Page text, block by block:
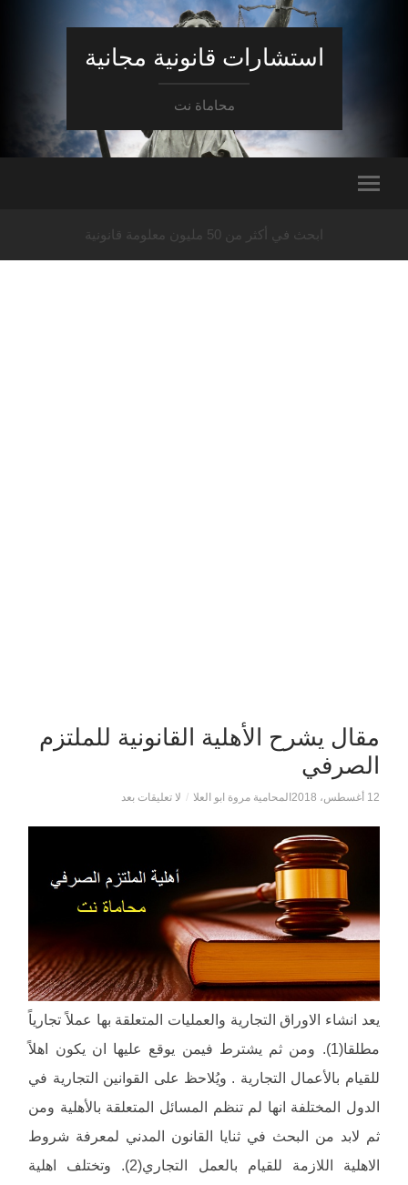
استشارات قانونية مجانية
محاماة نت
ابحث في أكثر من 50 مليون معلومة قانونية
مقال يشرح الأهلية القانونية للملتزم
الصرفي
12 أغسطس، 2018 المحامية مروة ابو العلا / لا تعليقات بعد
يعد انشاء الاوراق التجارية والعمليات المتعلقة بها عملاً تجارياً
مطلقا(1). ومن ثم يشترط فيمن يوقع عليها ان يكون اهلاً
للقيام بالأعمال التجارية . ويُلاحظ على القوانين التجارية في
الدول المختلفة انها لم تنظم المسائل المتعلقة بالأهلية ومن
ثم لابد من البحث في ثنايا القانون المدني لمعرفة شروط
الاهلية اللازمة للقيام بالعمل التجاري(2). وتختلف اهلية